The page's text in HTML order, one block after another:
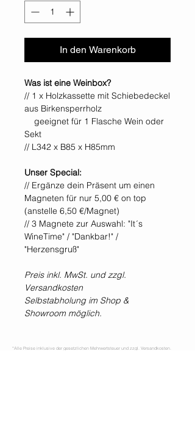
In den Warenkorb
Was ist eine Weinbox?
// 1 x Holzkassette mit Schiebedeckel
aus Birkensperrholz
geeignet für 1 Flasche Wein oder
Sekt
// L342 x B85 x H85mm
Unser Special:
// Ergänze dein Präsent um einen
Magneten für nur 5,00 € on top
(anstelle 6,50 €/Magnet)
// 3 Magnete zur Auswahl: "It´s
WineTime" / "Dankbar!" /
"Herzensgruß"
Preis inkl. MwSt. und zzgl.
Versandkosten
Selbstabholung im Shop &
Showroom möglich.
*Alle Preise inklusive der gesetzlichen Mehrwertsteuer und zzgl. Versandkosten.